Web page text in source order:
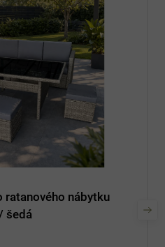
ratanového nábytku
šedá